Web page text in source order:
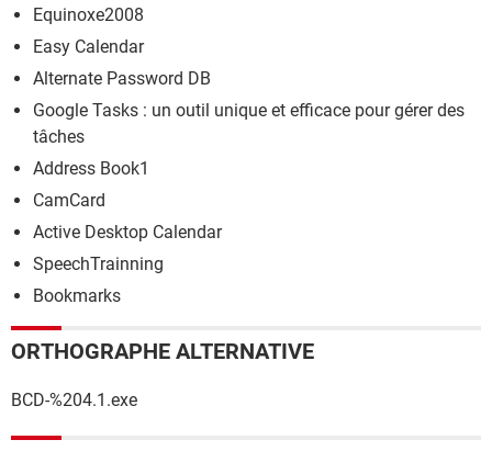
Equinoxe2008
Easy Calendar
Alternate Password DB
Google Tasks : un outil unique et efficace pour gérer des
tâches
Address Book1
CamCard
Active Desktop Calendar
SpeechTrainning
Bookmarks
ORTHOGRAPHE ALTERNATIVE
BCD-%204.1.exe